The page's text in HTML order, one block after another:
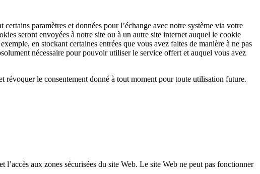
paramètres et données pour l’échange avec notre système via votre
seront envoyées à notre site ou à un autre site internet auquel le cookie
en stockant certaines entrées que vous avez faites de manière à ne pas
nécessaire pour pouvoir utiliser le service offert et auquel vous avez
le consentement donné à tout moment pour toute utilisation future.
aux zones sécurisées du site Web. Le site Web ne peut pas fonctionner